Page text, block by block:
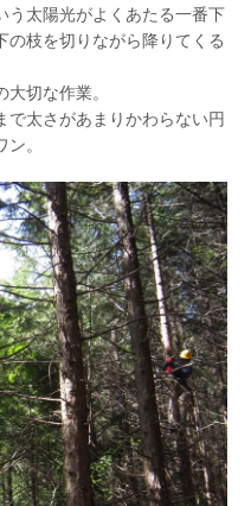
う太陽光がよくあたる一番下
の枝を切りながら降りてくる
切な作業。
で太さがあまりかわらない円
。